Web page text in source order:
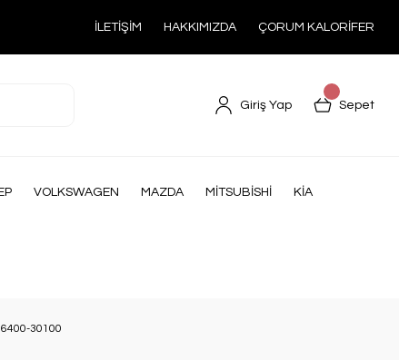
İLETİŞİM HAKKIMIZDA ÇORUM KALORİFER
Giriş Yap Sepet
VOLKSWAGEN MAZDA MİTSUBİSHİ KİA
30100